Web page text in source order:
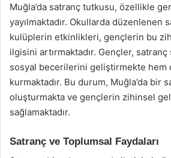
Muğla’da satranç tutkusu, özellikle
yayılmaktadır. Okullarda düzenlenen
kulüplerin etkinlikleri, gençlerin bu
ilgisini artırmaktadır. Gençler,
sosyal becerilerini geliştirmekte hem
kurmaktadır. Bu durum, Muğla’da bir
oluşturmakta ve gençlerin zihinsel
sağlamaktadır.
Satranç ve Toplumsal Faydaları